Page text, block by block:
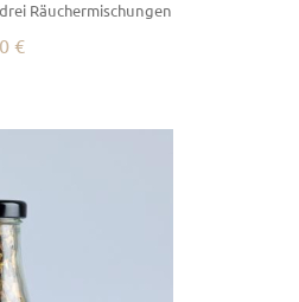
Räuchermischungen
€